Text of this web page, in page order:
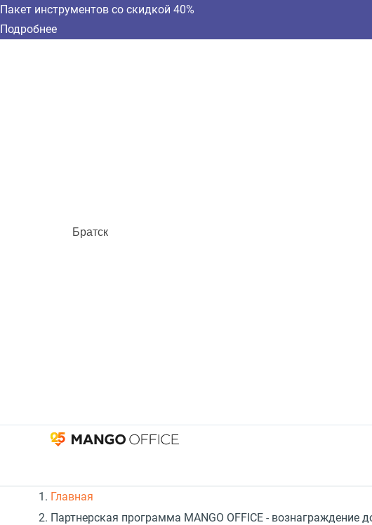
Пакет инструментов со скидкой 40%
Подробнее
Братск
Главная
Партнерская программа MANGO OFFICE - вознаграждение